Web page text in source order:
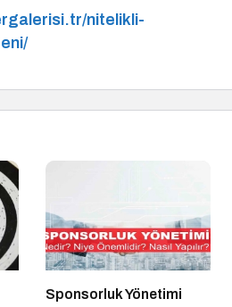
nitelikli-
Sponsorluk Yönetimi